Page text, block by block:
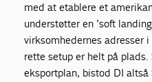
med at etablere et
understøtter en ’soft
virksomhedernes adresser
rette setup er helt på
eksportplan, bistod DI